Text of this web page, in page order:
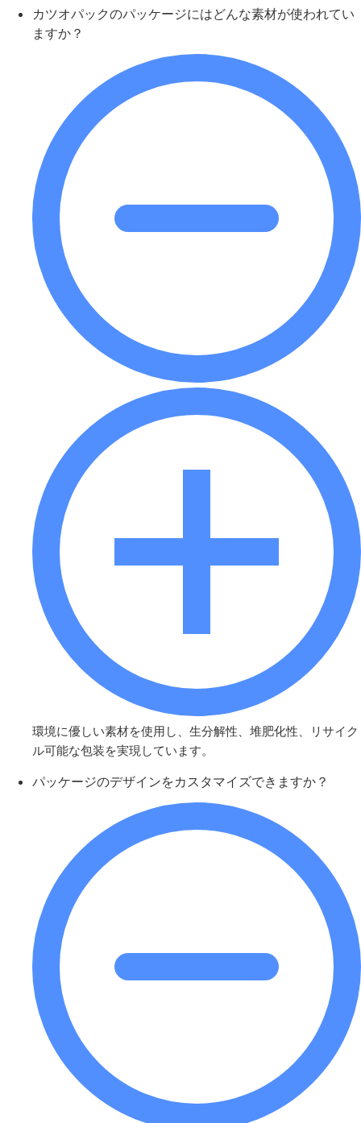
カツオパックのパッケージにはどんな素材が使われてい
ますか？
環境に優しい素材を使用し、生分解性、堆肥化性、リサイク
ル可能な包装を実現しています。
パッケージのデザインをカスタマイズできますか？